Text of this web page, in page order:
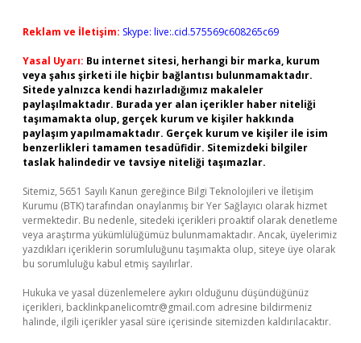
Reklam ve İletişim: Skype: live:.cid.575569c608265c69
Yasal Uyarı: Bu internet sitesi, herhangi bir marka, kurum
veya şahıs şirketi ile hiçbir bağlantısı bulunmamaktadır.
Sitede yalnızca kendi hazırladığımız makaleler
paylaşılmaktadır. Burada yer alan içerikler haber niteliği
taşımamakta olup, gerçek kurum ve kişiler hakkında
paylaşım yapılmamaktadır. Gerçek kurum ve kişiler ile isim
benzerlikleri tamamen tesadüfidir. Sitemizdeki bilgiler
taslak halindedir ve tavsiye niteliği taşımazlar.
Sitemiz, 5651 Sayılı Kanun gereğince Bilgi Teknolojileri ve İletişim
Kurumu (BTK) tarafından onaylanmış bir Yer Sağlayıcı olarak hizmet
vermektedir. Bu nedenle, sitedeki içerikleri proaktif olarak denetleme
veya araştırma yükümlülüğümüz bulunmamaktadır. Ancak, üyelerimiz
yazdıkları içeriklerin sorumluluğunu taşımakta olup, siteye üye olarak
bu sorumluluğu kabul etmiş sayılırlar.
Hukuka ve yasal düzenlemelere aykırı olduğunu düşündüğünüz
içerikleri, backlinkpanelicomtr@gmail.com adresine bildirmeniz
halinde, ilgili içerikler yasal süre içerisinde sitemizden kaldırılacaktır.